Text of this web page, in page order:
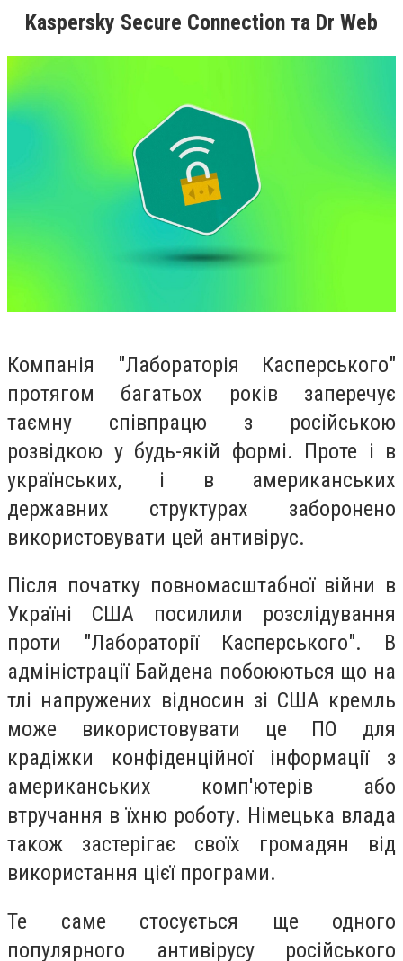
Kaspersky Secure Connection та Dr Web
Компанія "Лабораторія Касперського"
протягом багатьох років заперечує
таємну співпрацю з російською
розвідкою у будь-якій формі. Проте і в
українських, і в американських
державних структурах заборонено
використовувати цей антивірус.
Після початку повномасштабної війни в
Україні США посилили розслідування
проти "Лабораторії Касперського". В
адміністрації Байдена побоюються що на
тлі напружених відносин зі США кремль
може використовувати це ПО для
крадіжки конфіденційної інформації з
американських комп'ютерів або
втручання в їхню роботу. Німецька влада
також застерігає своїх громадян від
використання цієї програми.
Те саме стосується ще одного
популярного антивірусу російського